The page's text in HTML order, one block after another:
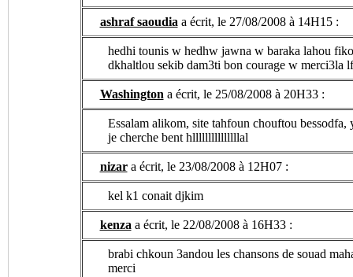
ashraf saoudia a écrit, le 27/08/2008 à 14H15 :
hedhi tounis w hedhw jawna w baraka lahou
dkhaltlou sekib dam3ti bon courage w merci3la
Washington a écrit, le 25/08/2008 à 20H33 :
Essalam alikom, site tahfoun chouftou bessodfa,
je cherche bent hlllllllllllllllal
nizara écrit, le 23/08/2008 à 12H07 :
kel k1 conait djkim
kenza a écrit, le 22/08/2008 à 16H33 :
brabi chkoun 3andou les chansons de souad
merci